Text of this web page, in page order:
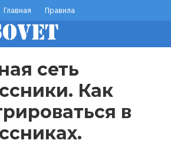
Главная Правила
сеть
Как
в